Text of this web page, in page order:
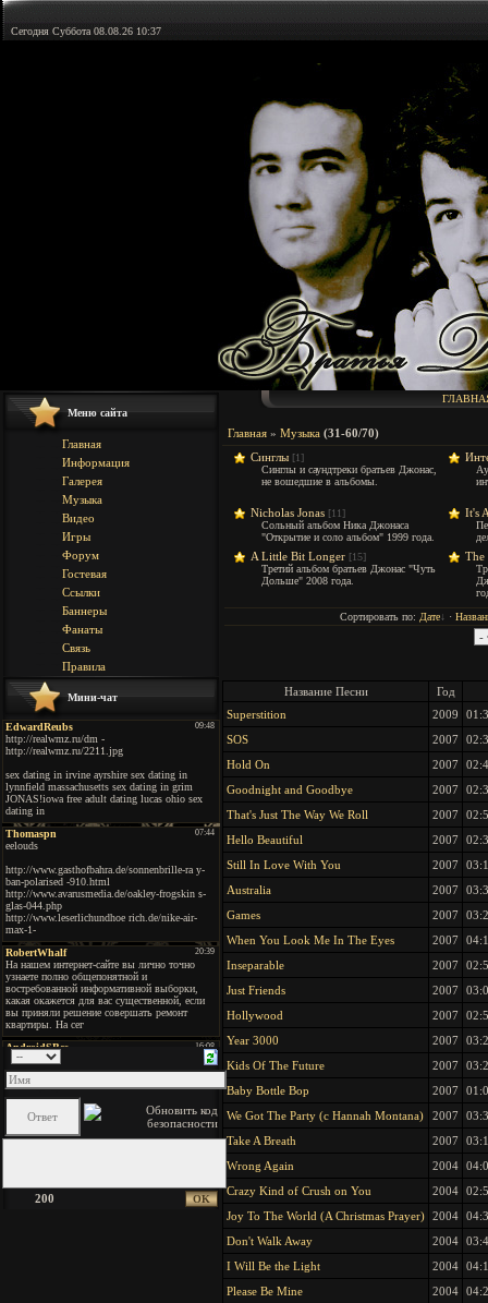
Сегодня Суббота 08.08.26 10:37
Меню сайта
Главная
Информация
Галерея
Музыка
Видео
Игры
Форум
Гостевая
Ссылки
Баннеры
Фанаты
Связь
Правила
Мини-чат
200
Главная » Музыка (31-60/70)
Синглы [1]
Синглы и саундтреки братьев Джонас,
не вошедшие в альбомы.
Nicholas Jonas [11]
Сольный альбом Ника Джонаса
"Открытие и соло альбом" 1999 года.
It's
A Little Bit Longer [15]
Третий альбом братьев Джонас "Чуть
Дольше" 2008 года.
The
Сортировать по: Дате ·
Название Песни
Год
Superstition
2009
SOS
2007
Hold On
2007
Goodnight and Goodbye
2007
That's Just The Way We Roll
2007
Hello Beautiful
2007
Still In Love With You
2007
Australia
2007
Games
2007
When You Look Me In The Eyes
2007
Inseparable
2007
Just Friends
2007
Hollywood
2007
Year 3000
2007
Kids Of The Future
2007
Baby Bottle Bop
2007
We Got The Party (с Hannah Montana)
2007
Take A Breath
2007
Wrong Again
2004
Crazy Kind of Crush on You
2004
Joy To The World (A Christmas Prayer) 2004
Don't Walk Away
2004
I Will Be the Light
2004
Please Be Mine
2004